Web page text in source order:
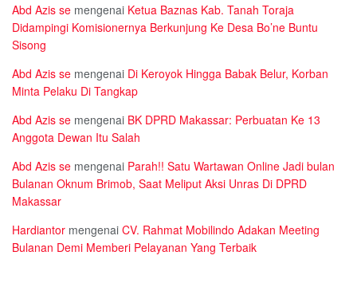
Abd Azis se mengenai Ketua Baznas Kab. Tanah Toraja
Didampingi Komisionernya Berkunjung Ke Desa Bo’ne Buntu
Sisong
Abd Azis se mengenai Di Keroyok Hingga Babak Belur, Korban
Minta Pelaku Di Tangkap
Abd Azis se mengenai BK DPRD Makassar: Perbuatan Ke 13
Anggota Dewan Itu Salah
Abd Azis se mengenai Parah!! Satu Wartawan Online Jadi bulan
Bulanan Oknum Brimob, Saat Meliput Aksi Unras Di DPRD
Makassar
Hardiantor mengenai CV. Rahmat Mobilindo Adakan Meeting
Bulanan Demi Memberi Pelayanan Yang Terbaik